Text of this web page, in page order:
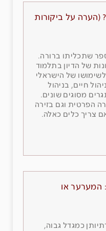
(הערה על ביקורות
שתכליתו ברורה.
של הדיון בתלמוד
של הישראלי
חיים, בניהול
מסוגים שונים.
הפרטית וגם בזירה
צריך כלים כאלה.
המערער או
כמגדל גבוה,